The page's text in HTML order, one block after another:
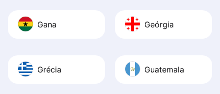
Gana Geórgia
Grécia Guatemala